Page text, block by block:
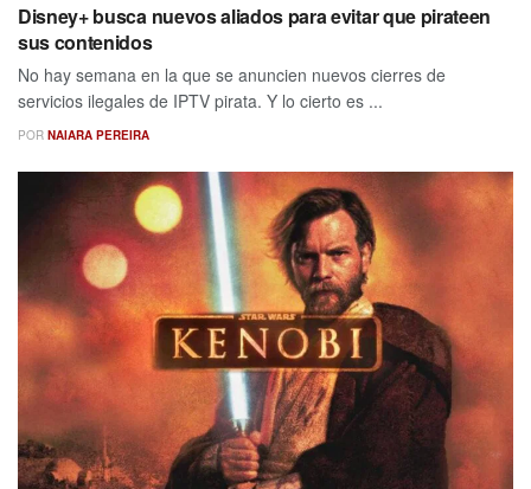
Disney+ busca nuevos aliados para evitar que pirateen
sus contenidos
No hay semana en la que se anuncien nuevos cierres de
servicios ilegales de IPTV pirata. Y lo cierto es ...
POR NAIARA PEREIRA